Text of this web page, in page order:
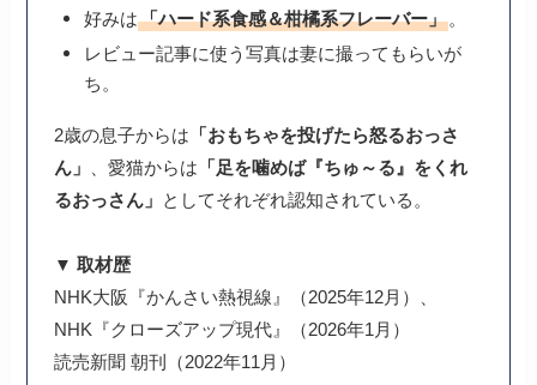
好みは「ハード系食感＆柑橘系フレーバー」 。
レビュー記事に使う写真は妻に撮ってもらいが
ち。
2歳の息子からは 「おもちゃを投げたら怒るおっさ
ん」
、愛猫からは 「足を噛めば『ちゅ～る』をくれ
るおっさん」 としてそれぞれ認知されている。
▼ 取材歴
NHK大阪『かんさい熱視線』（2025年12月）、
NHK『クローズアップ現代』（2026年1月）
読売新聞 朝刊（2022年11月）